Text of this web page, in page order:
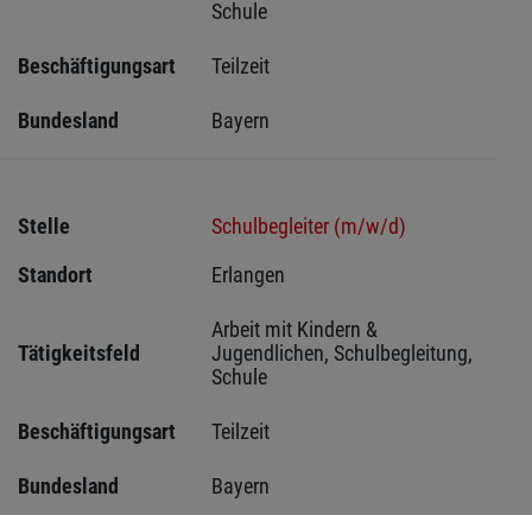
Schule
Beschäftigungsart Teilzeit
Bundesland Bayern
Stelle
Schulbegleiter (m/w/d)
Standort
Erlangen
Tätigkeitsfeld
Arbeit mit Kindern &
Jugendlichen, Schulbegleitung,
Schule
Beschäftigungsart Teilzeit
Bundesland Bayern